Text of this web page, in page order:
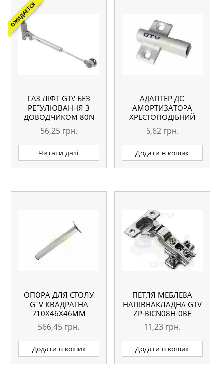
ОЖИДАЕТСЯ
ГАЗ ЛІФТ GTV БЕЗ
РЕГУЛЮВАННЯ З
ДОВОДЧИКОМ 80N
56,25 грн.
Читати далі
АДАПТЕР ДО
АМОРТИЗАТОРА
ХРЕСТОПОДІБНИЙ
GTV PRESTIGE AM-
ADAP0A-60
6,62 грн.
Додати в кошик
ОПОРА ДЛЯ СТОЛУ
GTV КВАДРАТНА
710Х46Х46ММ
РЕГУЛЬОВАНА
АЛЮМІНІЄВА
566,45 грн.
Додати в кошик
ПЕТЛЯ МЕБЛЕВА
НАПІВНАКЛАДНА GTV
ZP-BICN08H-0BE
11,23 грн.
Додати в кошик